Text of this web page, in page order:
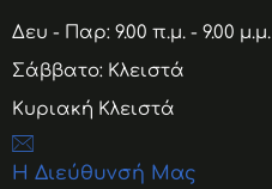
Δευ - Παρ: 9.00 π.μ. - 9.00 μ.μ.
Σάββατο: Κλειστά
Κυριακή Κλειστά
Η Διεύθυνσή Μας